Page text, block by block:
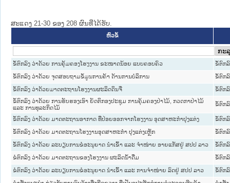
ສະແດງ 21-30 ຂອງ 208 ຜົນທີ່ໄດ້ຮັບ.
ຫົວຂໍ້
ຂໍ້ຕົກລົງ ວ່າດ້ວຍ ການຄຸ້ມຄອງໂຮງງານ ຂະໜາດນ້ອຍ ແບບຄອບຄົວ ຂໍ້ຕົກ
ຂໍ້ຕົກລົງ ວ່າດ້ວຍ ຈຸດສອບຖາມຂໍ້ມູນການຄ້າ ດ້ານການບໍລິການ ຂໍ້ຕົກ
ຂໍ້ຕົກລົງ ວ່າດ້ວຍມາດຕະຖານໂຮງງານຜະລິດດິນຈີ່
ຂໍ້ຕົກ
ຂໍ້ຕົກລົງ ວ່າດ້ວຍ ການຮັບຮອງເອົາ ຍັດຕິກອງປະຊຸມ ການຄຸ້ມຄອງປ່າໄມ້, ກວດກາປ່າໄມ້
ແລະ ການທຸລະກິດໄມ້
ຂໍ້ຕົກ
ຂໍ້ຕົກລົງ ວ່າດ້ວຍ ມາດຕະຖານອາກາດ ທີ່ປ່ອຍອອກຈາກໂຮງງານ ອຸດສາຫະກຳປຸງແຕ່ງ ຂໍ້ຕົກ
ຂໍ້ຕົກລົງ ວ່າດ້ວຍ ມາດຕະຖານໂຮງງານອຸດສາຫະກຳ ປຸງແຕ່ງເຫຼັກ ຂໍ້ຕົກ
ຂໍ້ຕົກລົງ ວ່າດ້ວຍ ລະບຽບການຂໍອະນຸຍາດ ນຳເຂົ້າ ແລະ ຈຳໜ່າຍ ອາຍແກັສຢູ່ ສປປ ລາວ ຂໍ້ຕົກ
ຂໍຕົກລົງ ວ່າດ້ວຍ ມາດຕະຖານຂອງໂຮງງານ ຜະລິດນ້ຳດື່ມ ຂໍ້ຕົກ
ຂໍຕົກລົງ ວ່າດ້ວຍ ລະບຽບການຂໍອະນຸຍາດ ນຳເຂົ້າ ແລະ ການຈຳໜ່າຍ ລົດຢູ່ ສປປ ລາວ ຂໍ້ຕົກ